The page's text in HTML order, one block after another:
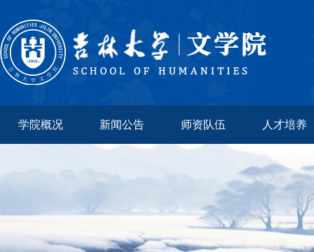
学院概况 新闻公告 师资队伍 人才培养